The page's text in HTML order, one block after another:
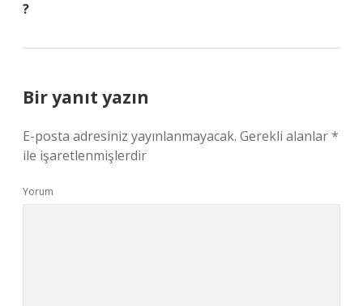
?
Bir yanıt yazın
E-posta adresiniz yayınlanmayacak. Gerekli alanlar*
ile işaretlenmişlerdir
Yorum